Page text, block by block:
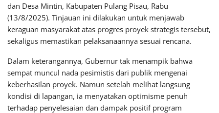
dan Desa Mintin, Kabupaten Pulang Pisau, Rabu
(13/8/2025). Tinjauan ini dilakukan untuk menjawab
keraguan masyarakat atas progres proyek strategis tersebut,
sekaligus memastikan pelaksanaannya sesuai rencana.
Dalam keterangannya, Gubernur tak menampik bahwa
sempat muncul nada pesimistis dari publik mengenai
keberhasilan proyek. Namun setelah melihat langsung
kondisi di lapangan, ia menyatakan optimisme penuh
terhadap penyelesaian dan dampak positif program